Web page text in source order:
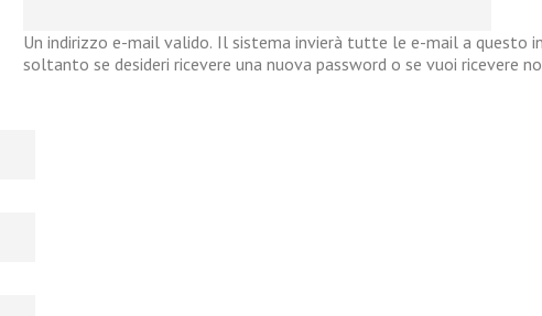
Un indirizzo e-mail valido. Il sistema invierà tutte le e-mail a questo
soltanto se desideri ricevere una nuova password o se vuoi ricevere